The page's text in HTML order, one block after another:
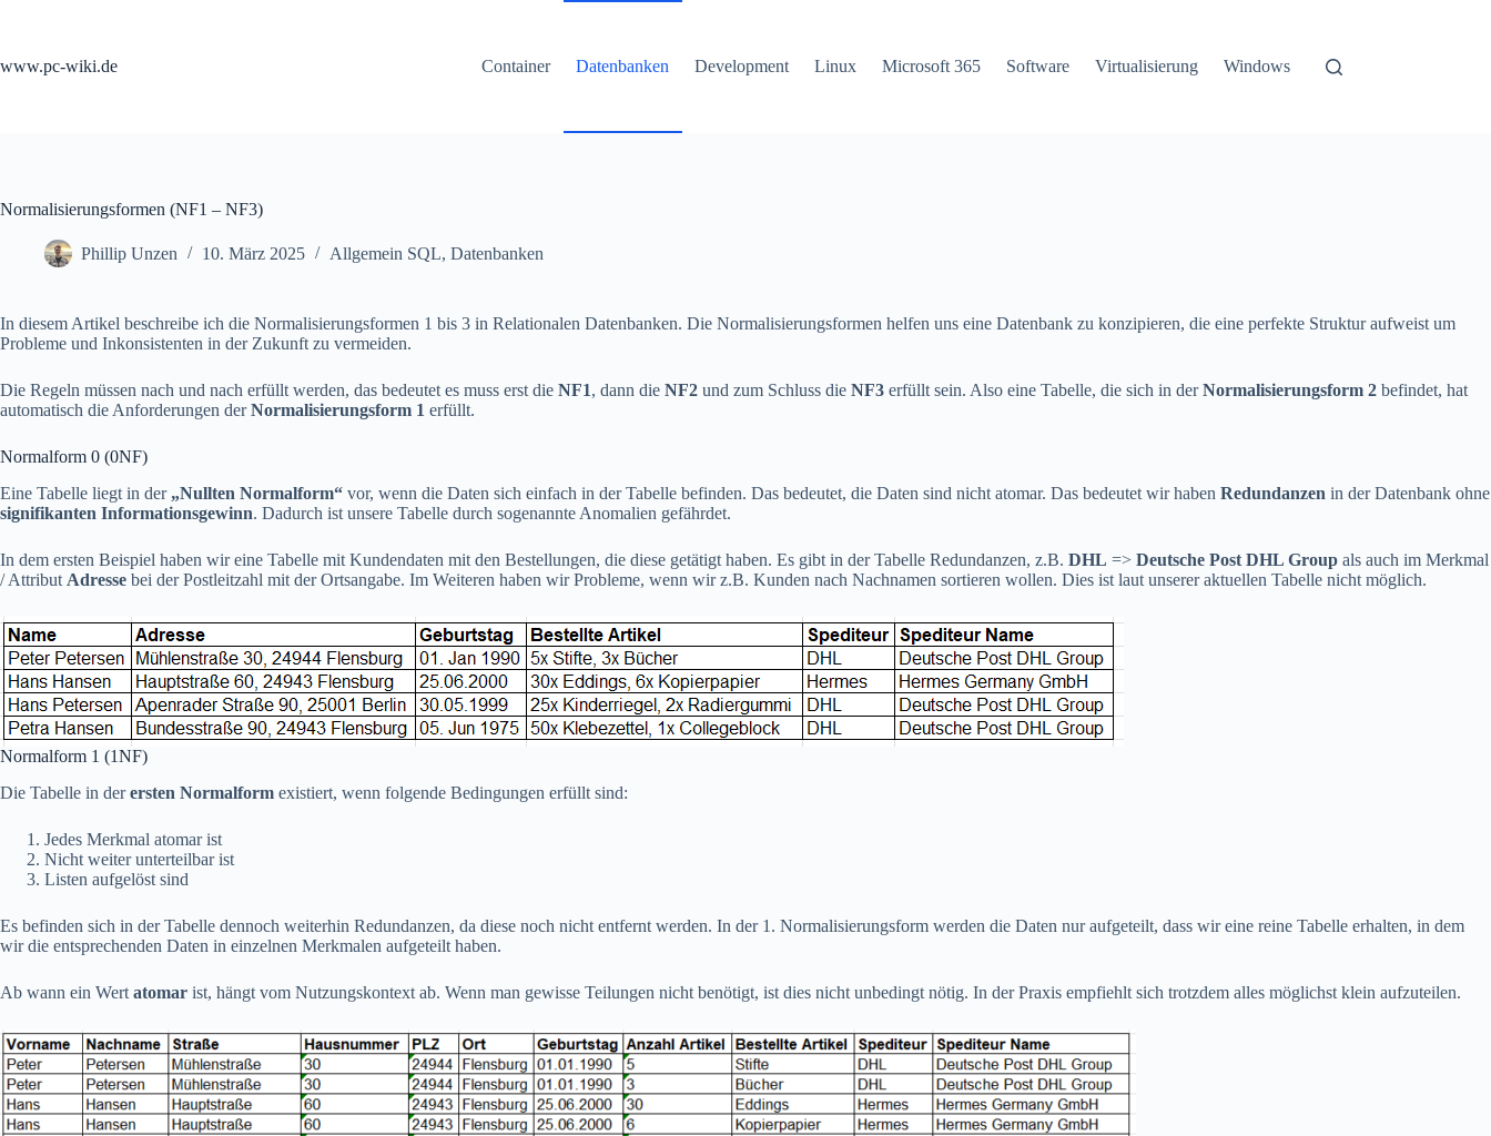
www.pc-wiki.de
Container Datenbanken Development Linux Microsoft 365 Software Virtualisierung Windows
Normalisierungsformen (NF1 – NF3)
Phillip Unzen 10. März 2025 Allgemein SQL, Datenbanken
In diesem Artikel beschreibe ich die Normalisierungsformen 1 bis 3 in Relationalen Datenbanken. Die Normalisierungsformen helfen uns eine Datenbank zu konzipieren, die eine perfekte Struktur aufweist um
Probleme und Inkonsistenten in der Zukunft zu vermeiden.
Die Regeln müssen nach und nach erfüllt werden, das bedeutet es muss erst die NF1, dann die NF2 und zum Schluss die NF3 erfüllt sein. Also eine Tabelle, die sich in derNormalisierungsform 2 befindet, hat
automatisch die Anforderungen derNormalisierungsform 1 erfüllt.
Normalform 0 (0NF)
Eine Tabelle liegt in der „Nullten Normalform“ vor, wenn die Daten sich einfach in der Tabelle befinden. Das bedeutet, die Daten sind nicht atomar. Das bedeutet wir haben Redundanzen in der Datenbank ohne
signifikanten Informationsgewinn. Dadurch ist unsere Tabelle durch sogenannte Anomalien gefährdet.
In dem ersten Beispiel haben wir eine Tabelle mit Kundendaten mit den Bestellungen, die diese getätigt haben. Es gibt in der Tabelle Redundanzen, z.B. DHL => Deutsche Post DHL Group als auch im Merkmal
/ Attribut Adresse bei der Postleitzahl mit der Ortsangabe. Im Weiteren haben wir Probleme, wenn wir z.B. Kunden nach Nachnamen sortieren wollen. Dies ist laut unserer aktuellen Tabelle nicht möglich.
Normalform 1 (1NF)
Die Tabelle in derersten Normalform existiert, wenn folgende Bedingungen erfüllt sind:
Jedes Merkmal atomar ist
Nicht weiter unterteilbar ist
Listen aufgelöst sind
Es befinden sich in der Tabelle dennoch weiterhin Redundanzen, da diese noch nicht entfernt werden. In der 1. Normalisierungsform werden die Daten nur aufgeteilt, dass wir eine reine Tabelle erhalten, in dem
wir die entsprechenden Daten in einzelnen Merkmalen aufgeteilt haben.
Ab wann ein Wert atomar ist, hängt vom Nutzungskontext ab. Wenn man gewisse Teilungen nicht benötigt, ist dies nicht unbedingt nötig. In der Praxis empfiehlt sich trotzdem alles möglichst klein aufzuteilen.